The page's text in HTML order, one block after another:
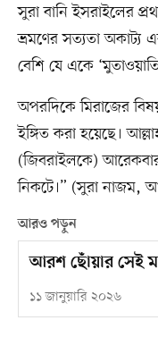
সুরা বানি ইসরাইলের
ভ্রমণের সত্যতা অকাট্য
বেশি যে একে
অপরদিকে মিরাজের
ইঙ্গিত করা হয়েছে।
(জিবরাইলকে)
নিকটে।” (সুরা নাজম,
আরও পড়ুন
আরশ ছোঁয়ার সেই
১১ জানুয়ারি ২০২৬